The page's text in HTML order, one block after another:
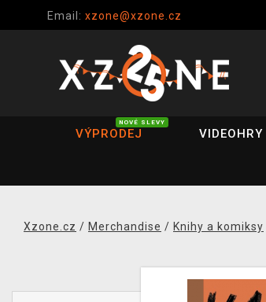
Email: xzone@xzone.cz
VÝPRODEJ
NOVÉ SLEVY
VIDEOHRY
Xzone.cz / Merchandise / Knihy a komiksy